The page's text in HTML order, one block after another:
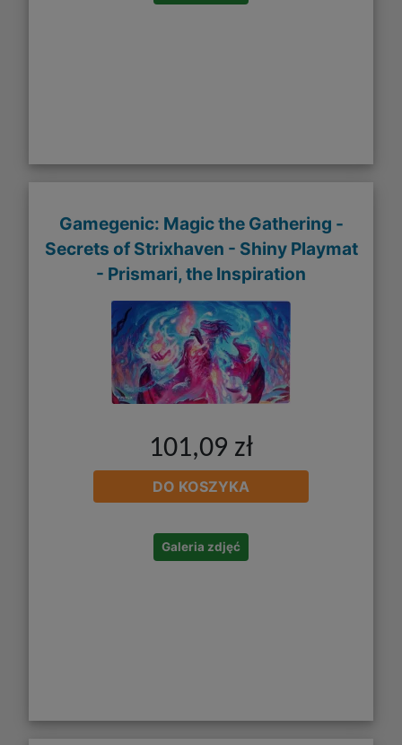
Gamegenic: Magic the Gathering -
Secrets of Strixhaven - Shiny Playmat
- Prismari, the Inspiration
101,09 zł
DO KOSZYKA
Galeria zdjęć